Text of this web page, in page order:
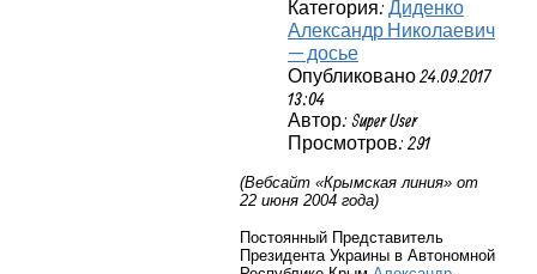
Категория: Диденко
Александр Николаевич
— досье
Опубликовано 24.09.2017
13:04
Автор: Super User
Просмотров: 291
(Вебсайт «Крымская линия» от
22 июня 2004 года)
Постоянный Представитель
Президента Украины в Автономной